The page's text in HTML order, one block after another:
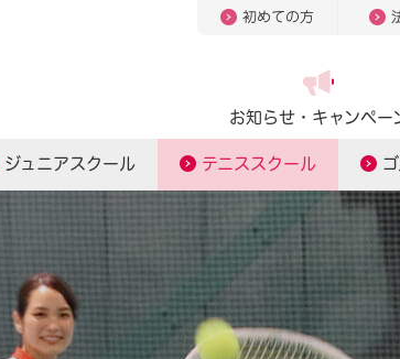
初めての方
お知らせ・ キャンペー
ジュニアスクール テニススクール